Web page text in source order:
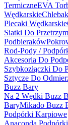
TermiczneEVA
Wędkarskie
Plecaki Wędkarskie
Siatki Do
Podbieraków
Rod-Pody /
Akcesoria Do
Szybkozłączki Do
Sztycze Do
Buzz Bary
Na 2 Wędki Buzz
BaryMikado Buzz
Podpórki Karpiowe
Anaconda